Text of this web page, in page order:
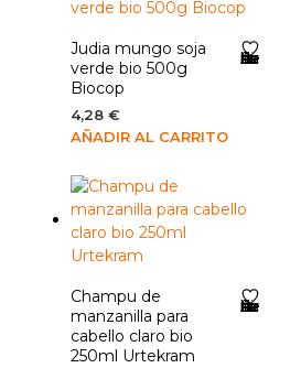
Añadir a la lista de deseos
Judia mungo soja
verde bio 500g
Biocop
4,28€
AÑADIR AL CARRITO
Añadir a la lista de deseos
Champu de
manzanilla para
cabello claro bio
250ml Urtekram